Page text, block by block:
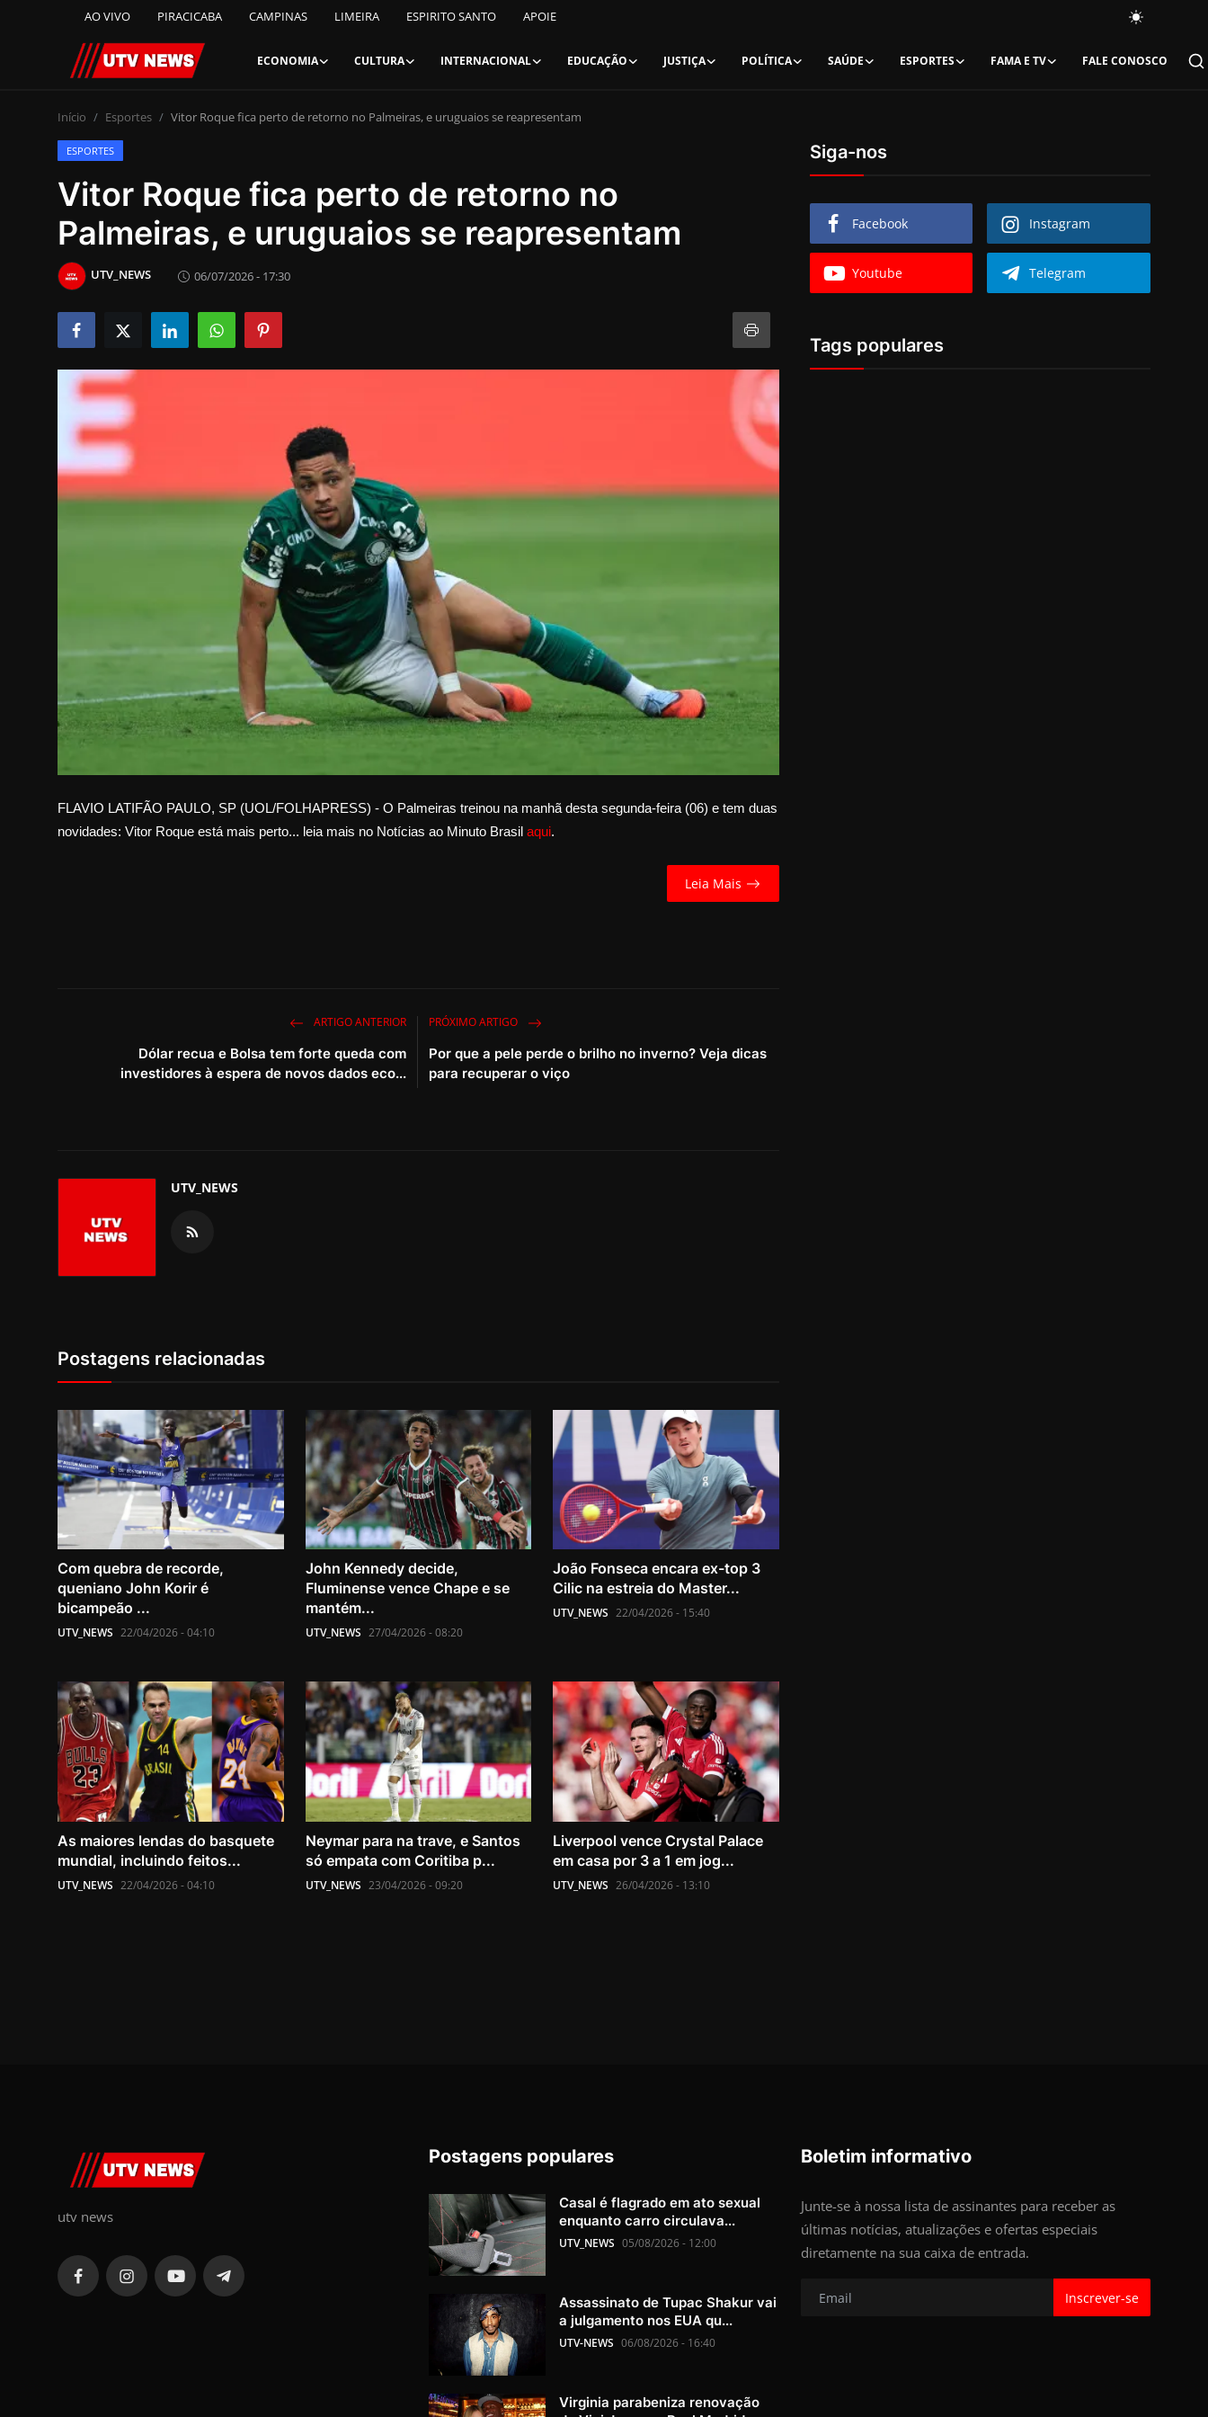
AO VIVO PIRACICABA CAMPINAS LIMEIRA ESPIRITO SANTO APOIE
ECONOMIA CULTURA INTERNACIONAL EDUCAÇÃO JUSTIÇA POLÍTICA SAÚDE ESPORTES FAMA E TV FALE CONOSCO
AO VIVO
PIRACICABA
CAMPINAS
LIMEIRA
ESPIRITO SANTO
Economia
Internacional
Fama e TV
FALE CONOSCO
Início Esportes Vitor Roque fica perto de retorno no Palmeiras, e uruguaios se reapresentam
ESPORTES
Vitor Roque fica perto de retorno no
Palmeiras, e uruguaios se reapresentam
UTV_NEWS 06/07/2026 - 17:30
FLAVIO LATIFÃO PAULO, SP (UOL/FOLHAPRESS) - O Palmeiras treinou na manhã desta segunda-feira (06) e tem duas
novidades: Vitor Roque está mais perto... leia mais no Notícias ao Minuto Brasil aqui.
Leia Mais
ARTIGO ANTERIOR
Dólar recua e Bolsa tem forte queda com
investidores à espera de novos dados eco...
PRÓXIMO ARTIGO
Por que a pele perde o brilho no inverno? Veja dicas
para recuperar o viço
UTV_NEWS
Postagens relacionadas
Com quebra de recorde,
queniano John Korir é
bicampeão ...
UTV_NEWS 22/04/2026 - 04:10
John Kennedy decide,
Fluminense vence Chape e se
mantém...
UTV_NEWS 27/04/2026 - 08:20
João Fonseca encara ex-top 3
Cilic na estreia do Master...
UTV_NEWS 22/04/2026 - 15:40
As maiores lendas do basquete
mundial, incluindo feitos...
UTV_NEWS 22/04/2026 - 04:10
Neymar para na trave, e Santos
só empata com Coritiba p...
UTV_NEWS 23/04/2026 - 09:20
Liverpool vence Crystal Palace
em casa por 3 a 1 em jog...
UTV_NEWS 26/04/2026 - 13:10
Siga-nos
Facebook Instagram
Youtube Telegram
Tags populares
utv news
Postagens populares
Casal é flagrado em ato sexual
enquanto carro circulava...
UTV_NEWS 05/08/2026 - 12:00
Assassinato de Tupac Shakur vai
a julgamento nos EUA qu...
UTV-NEWS 06/08/2026 - 16:40
Virginia parabeniza renovação
Boletim informativo
Junte-se à nossa lista de assinantes para receber as
últimas notícias, atualizações e ofertas especiais
diretamente na sua caixa de entrada.
Inscrever-se